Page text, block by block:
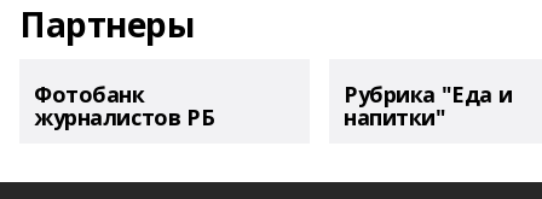
Партнеры
Фотобанк
журналистов РБ
Рубрика "Еда и
напитки"